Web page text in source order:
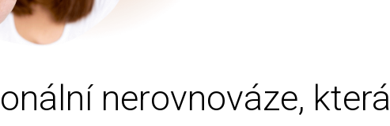
nerovnováze, která